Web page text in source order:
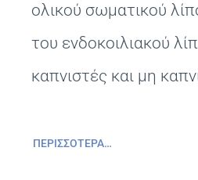
ολικού σωματικού
του ενδοκοιλιακού
καπνιστές και μη
ΠΕΡΙΣΣΌΤΕΡΑ…